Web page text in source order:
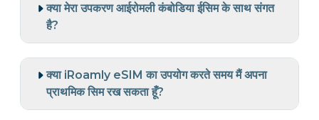
क्या मेरा उपकरण आईरोमली कंबोडिया ईसिम के साथ संगत
है?
क्या iRoamly eSIM का उपयोग करते समय मैं अपना
प्राथमिक सिम रख सकता हूँ?